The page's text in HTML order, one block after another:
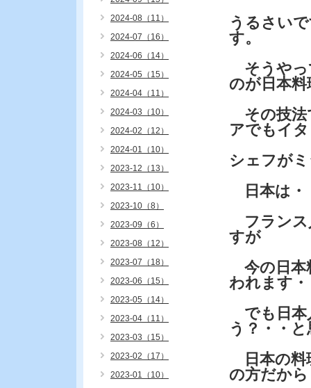
うるさい
す。
そうやっ
のが日本
その技法
アでもイ
シェフが
日本は・
フランス
すが
今の日本
われます・
でも日本
う？・・
日本の料
の方だか
2024-08（11）
2024-07（16）
2024-06（14）
2024-05（15）
2024-04（11）
2024-03（10）
2024-02（12）
2024-01（10）
2023-12（13）
2023-11（10）
2023-10（8）
2023-09（6）
2023-08（12）
2023-07（18）
2023-06（15）
2023-05（14）
2023-04（11）
2023-03（15）
2023-02（17）
2023-01（10）